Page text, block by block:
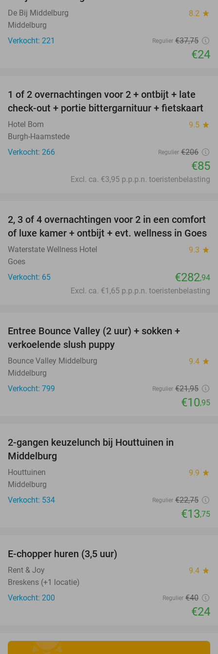
De Bij Middelburg 8.2 star
Middelburg
Verkocht: 221
Regulier €37,75
€24
59%
1 of 2 overnachtingen voor 2 + ontbijt + late
check-out + portie bittergarnituur + fietskaart
Hotel Bom 9.5 star
Burgh-Haamstede
Verkocht: 266
Regulier €206
€85
Excl. ca. €3,95 p.p.p.n. toeristenbelasting
2, 3 of 4 overnachtingen voor 2 in een comfort
of luxe kamer + ontbijt + evt. wellness in Goes
Waterstate Wellness Hotel 9.3 star
Goes
Verkocht: 65
€282,94
Excl. ca. €1,65 p.p.p.n. toeristenbelasting
Entree Bounce Valley (2 uur) + sokken +
verkoelende slush puppy
Bounce Valley Middelburg 9.4 star
Middelburg
Verkocht: 799
Regulier €21,95
€10,95
2-gangen keuzelunch bij Houttuinen in
Middelburg
Houttuinen 9.9 star
Middelburg
Verkocht: 534
Regulier €22,75
€13,75
E-chopper huren (3,5 uur)
Rent & Joy 9.4 star
Breskens (+1 locatie)
Verkocht: 200
Regulier €40
€24